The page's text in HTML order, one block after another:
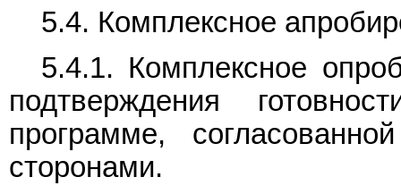
5.4. Комплексное
5.4.1. Комплексное
подтверждения
программе,
сторонами.